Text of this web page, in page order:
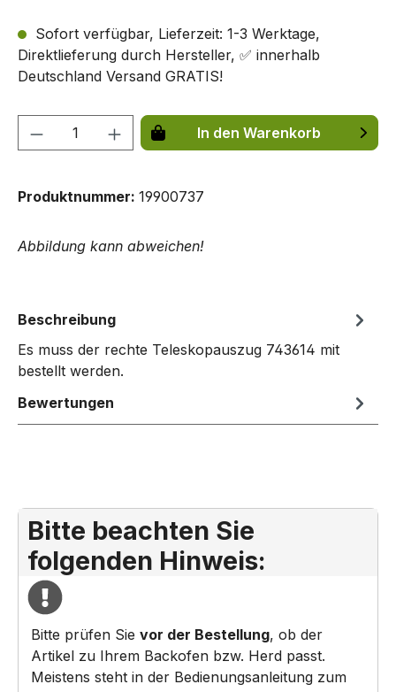
Sofort verfügbar, Lieferzeit: 1-3 Werktage,
Direktlieferung durch Hersteller, ✅ innerhalb
Deutschland Versand GRATIS!
Produkt Anzahl: Gib denIn den Warenkorb
Produktnummer: 19900737
Abbildung kann abweichen!
Beschreibung
Es muss der rechte Teleskopauszug 743614 mit
bestellt werden.
Bewertungen
Bitte beachten Sie
folgenden Hinweis:
Bitte prüfen Sie vor der Bestellung, ob der
Artikel zu Ihrem Backofen bzw. Herd passt.
Meistens steht in der Bedienungsanleitung zum